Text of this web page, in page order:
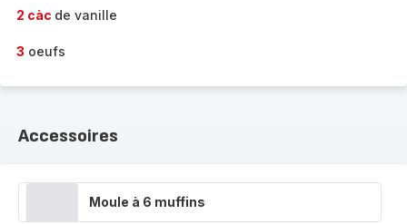
2 càc de vanille
3 oeufs
Accessoires
Moule à 6 muffins